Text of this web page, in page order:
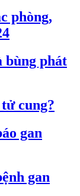
phòng,
bùng phát
cung?
gan
gan